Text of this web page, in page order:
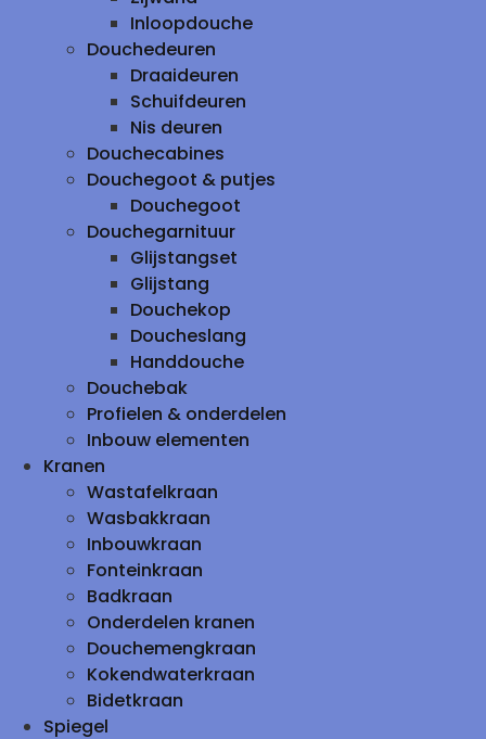
Inloopdouche
Douchedeuren
Draaideuren
Schuifdeuren
Nis deuren
Douchecabines
Douchegoot & putjes
Douchegoot
Douchegarnituur
Glijstangset
Glijstang
Douchekop
Doucheslang
Handdouche
Douchebak
Profielen & onderdelen
Inbouw elementen
Kranen
Wastafelkraan
Wasbakkraan
Inbouwkraan
Fonteinkraan
Badkraan
Onderdelen kranen
Douchemengkraan
Kokendwaterkraan
Bidetkraan
Spiegel